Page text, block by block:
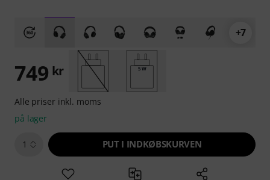
+7
749 kr 5 W
Alle priser inkl. moms
på lager
1 PUT I INDKØBSKURVEN